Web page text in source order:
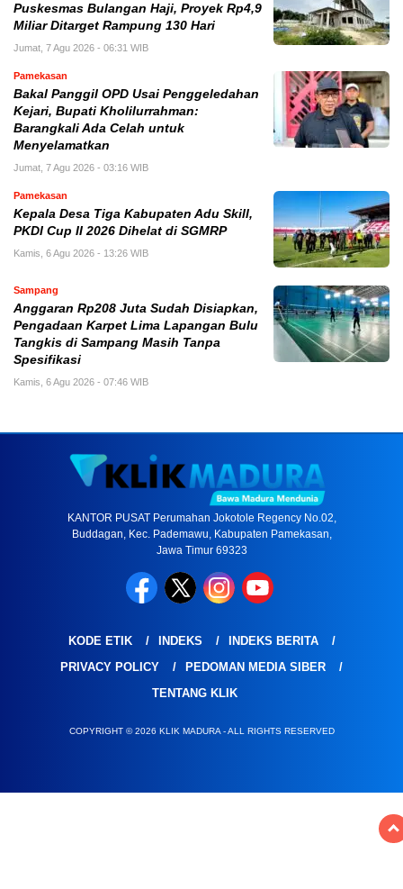
Puskesmas Bulangan Haji, Proyek Rp4,9
Miliar Ditarget Rampung 130 Hari
Jumat, 7 Agu 2026 - 06:31 WIB
Pamekasan
Bakal Panggil OPD Usai Penggeledahan
Kejari, Bupati Kholilurrahman:
Barangkali Ada Celah untuk
Menyelamatkan
Jumat, 7 Agu 2026 - 03:16 WIB
Pamekasan
Kepala Desa Tiga Kabupaten Adu Skill,
PKDI Cup II 2026 Dihelat di SGMRP
Kamis, 6 Agu 2026 - 13:26 WIB
Sampang
Anggaran Rp208 Juta Sudah Disiapkan,
Pengadaan Karpet Lima Lapangan Bulu
Tangkis di Sampang Masih Tanpa
Spesifikasi
Kamis, 6 Agu 2026 - 07:46 WIB
KANTOR PUSAT Perumahan Jokotole Regency No.02,
Buddagan, Kec. Pademawu, Kabupaten Pamekasan,
Jawa Timur 69323
KODE ETIK INDEKS
INDEKS BERITA
PRIVACY POLICY
PEDOMAN MEDIA SIBER
TENTANG KLIK
COPYRIGHT © 2026 KLIK MADURA - ALL RIGHTS RESERVED